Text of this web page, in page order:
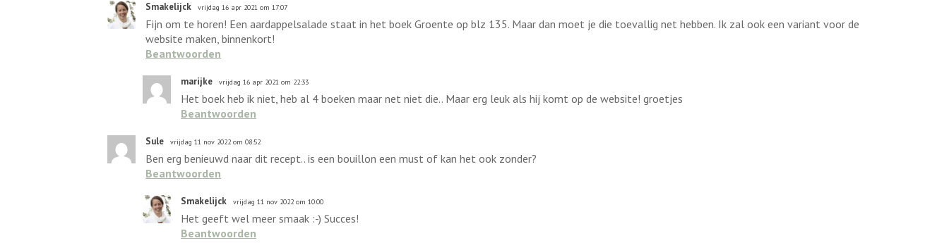
Smakelijck vrijdag 16 apr 2021 om 17:07
Fijn om te horen! Een aardappelsalade staat in het boek Groente op blz 135. Maar dan moet je die toevallig net hebben. Ik zal ook een variant voor de
website maken, binnenkort!
Beantwoorden
marijke vrijdag 16 apr 2021 om 22:33
Het boek heb ik niet, heb al 4 boeken maar net niet die.. Maar erg leuk als hij komt op de website! groetjes
Beantwoorden
Sule vrijdag 11 nov 2022 om 08:52
Ben erg benieuwd naar dit recept.. is een bouillon een must of kan het ook zonder?
Beantwoorden
Smakelijck vrijdag 11 nov 2022 om 10:00
Het geeft wel meer smaak :-) Succes!
Beantwoorden